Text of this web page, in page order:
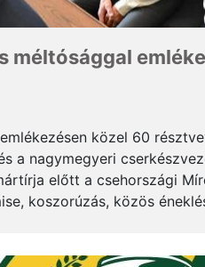
méltósággal
közel 60
a nagymegyeri
előtt a csehországi
koszorúzás, közös